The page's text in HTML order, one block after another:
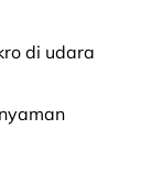
di udara